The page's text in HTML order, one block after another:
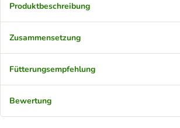
Produktbeschreibung
Zusammensetzung
Fütterungsempfehlung
Bewertung